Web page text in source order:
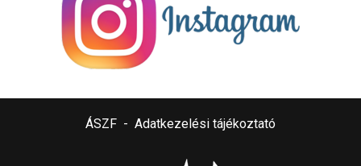
ÁSZF - Adatkezelési tájékoztató